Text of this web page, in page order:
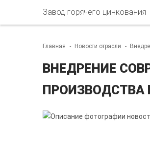
Завод горячего цинкования
Главная Новости отрасли
ВНЕДРЕНИЕ